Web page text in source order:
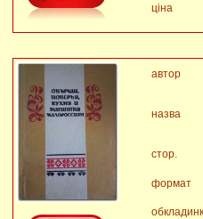
ціна
автор
назва
стор.
формат